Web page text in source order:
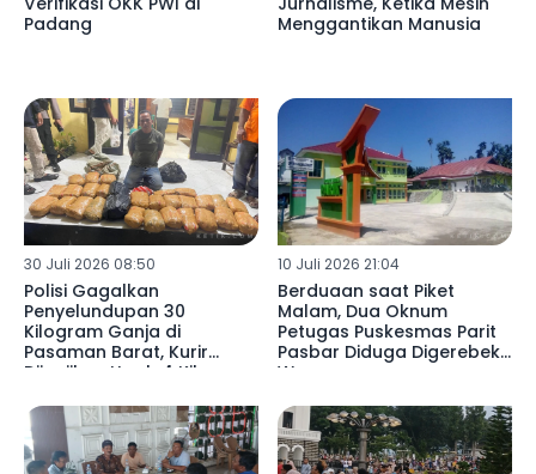
Padang
30 Juli 2026 08:50
Polisi Gagalkan
Penyelundupan 30
Kilogram Ganja di
Pasaman Barat, Kurir
Dijanjikan Upah 4 Kilogram
10 Juli 2026 21:04
Berduaan saat Piket
Malam, Dua Oknum
Petugas Puskesmas Parit
Pasbar Diduga Digerebek
Warga